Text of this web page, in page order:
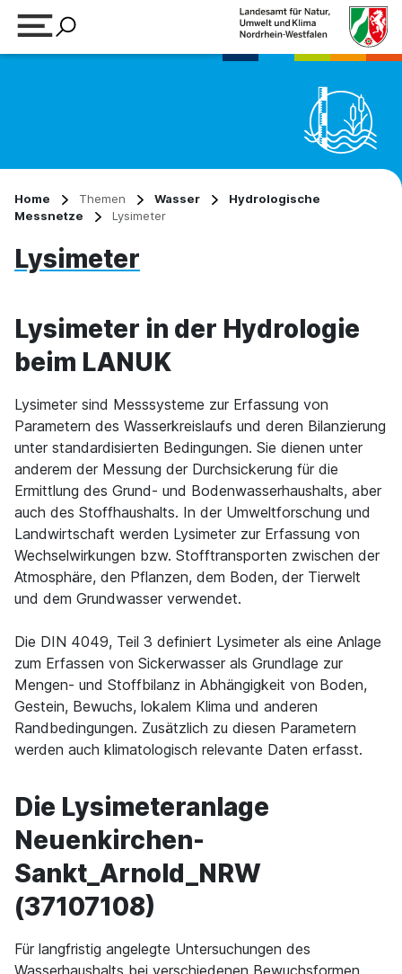
Home Themen Wasser
Hydrologische
Messnetze
Lysimeter
Lysimeter
Lysimeter in der Hydrologie
beim LANUK
Lysimeter sind Messsysteme zur Erfassung von
Parametern des Wasserkreislaufs und deren Bilanzierung
unter standardisierten Bedingungen. Sie dienen unter
anderem der Messung der Durchsickerung für die
Ermittlung des Grund- und Bodenwasserhaushalts, aber
auch des Stoffhaushalts. In der Umweltforschung und
Landwirtschaft werden Lysimeter zur Erfassung von
Wechselwirkungen bzw. Stofftransporten zwischen der
Atmosphäre, den Pflanzen, dem Boden, der Tierwelt
und dem Grundwasser verwendet.
Die DIN 4049, Teil 3 definiert Lysimeter als eine Anlage
zum Erfassen von Sickerwasser als Grundlage zur
Mengen- und Stoffbilanz in Abhängigkeit von Boden,
Gestein, Bewuchs, lokalem Klima und anderen
Randbedingungen. Zusätzlich zu diesen Parametern
werden auch klimatologisch relevante Daten erfasst.
Die Lysimeteranlage
Neuenkirchen-
Sankt_Arnold_NRW
(37107108)
Für langfristig angelegte Untersuchungen des
Wasserhaushalts bei verschiedenen Bewuchsformen